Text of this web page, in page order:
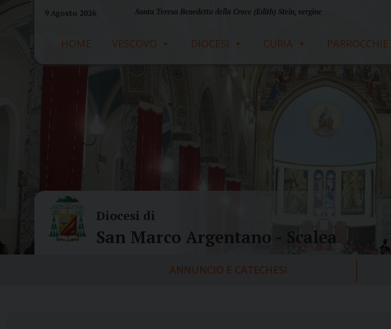
9 Agosto 2026 Santa Teresa Benedetta della Croce (Edith) Stein, vergine
HOME VESCOVO DIOCESI CURIA PARROCCHIE
Diocesi di
San Marco Argentano - Scalea
ANNUNCIO E CATECHESI